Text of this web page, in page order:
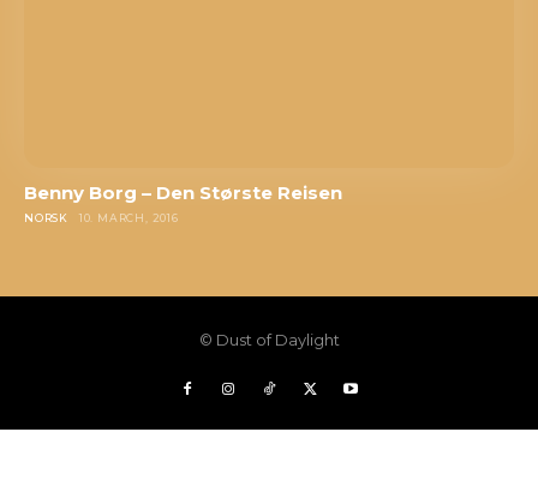
Benny Borg – Den Største Reisen
NORSK 10. MARCH, 2016
© Dust of Daylight